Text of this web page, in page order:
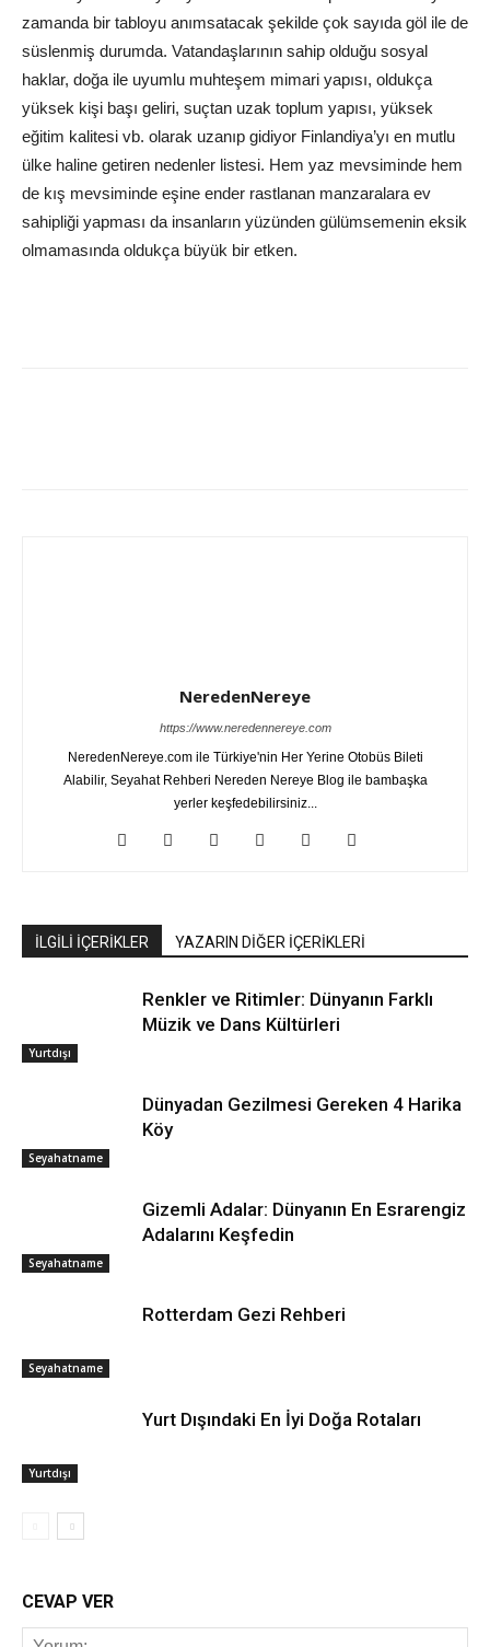
zamanda bir tabloyu anımsatacak şekilde çok sayıda göl ile de
süslenmiş durumda. Vatandaşlarının sahip olduğu sosyal
haklar, doğa ile uyumlu muhteşem mimari yapısı, oldukça
yüksek kişi başı geliri, suçtan uzak toplum yapısı, yüksek
eğitim kalitesi vb. olarak uzanıp gidiyor Finlandiya’yı en mutlu
ülke haline getiren nedenler listesi. Hem yaz mevsiminde hem
de kış mevsiminde eşine ender rastlanan manzaralara ev
sahipliği yapması da insanların yüzünden gülümsemenin eksik
olmamasında oldukça büyük bir etken.
NeredenNereye
https://www.neredennereye.com
NeredenNereye.com ile Türkiye'nin Her Yerine Otobüs Bileti
Alabilir, Seyahat Rehberi Nereden Nereye Blog ile bambaşka
yerler keşfedebilirsiniz...
İLGİLİ İÇERİKLER YAZARIN DİĞER İÇERİKLERİ
Yurtdışı
Renkler ve Ritimler: Dünyanın Farklı
Müzik ve Dans Kültürleri
Seyahatname
Dünyadan Gezilmesi Gereken 4 Harika
Köy
Seyahatname
Gizemli Adalar: Dünyanın En Esrarengiz
Adalarını Keşfedin
Seyahatname
Rotterdam Gezi Rehberi
Yurtdışı
Yurt Dışındaki En İyi Doğa Rotaları
CEVAP VER